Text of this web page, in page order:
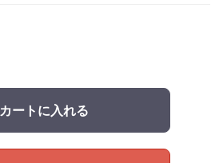
カートに入れる